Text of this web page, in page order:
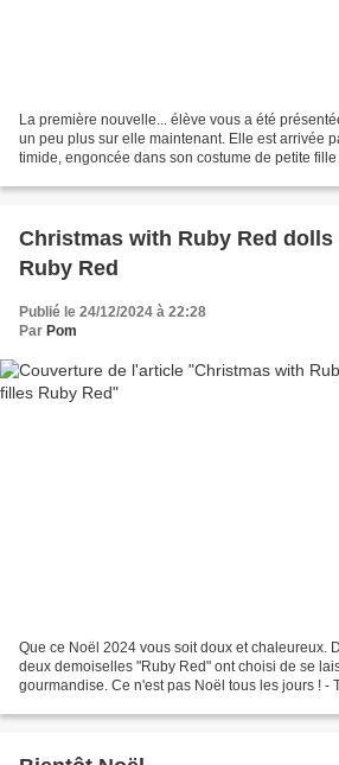
La première nouvelle... élève vous a été
un peu plus sur elle maintenant. Elle est arrivée
timide, engoncée dans son costume de petite
Christmas with Ruby Red
Ruby Red
Publié le 24/12/2024 à 22:28
Par Pom
Que ce Noël 2024 vous soit doux et chaleureux.
deux demoiselles "Ruby Red" ont choisi de se
gourmandise. Ce n'est pas Noël tous les jours ! -